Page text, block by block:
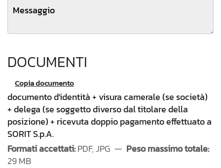
DOCUMENTI
Copia documento
documento d'identità + visura camerale (se società)
+ delega (se soggetto diverso dal titolare della
posizione) + ricevuta doppio pagamento effettuato a
SORIT S.p.A.
Formati accettati:PDF, JPG — Peso massimo totale:
29 MB